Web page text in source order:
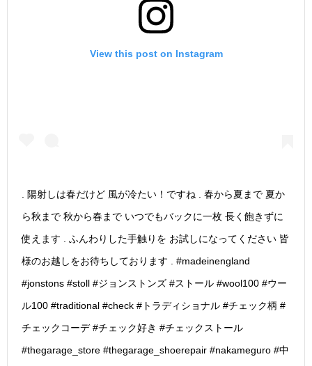
View this post on Instagram
. 陽射しは春だけど 風が冷たい！ですね . 春から夏まで 夏か
ら秋まで 秋から春まで いつでもバックに一枚 長く飽きずに
使えます . ふんわりした手触りを お試しになってください 皆
様のお越しをお待ちしております . #madeinengland
#jonstons #stoll #ジョンストンズ #ストール #wool100 #ウー
ル100 #traditional #check #トラディショナル #チェック柄 #
チェックコーデ #チェック好き #チェックストール
#thegarage_store #thegarage_shoerepair #nakameguro #中